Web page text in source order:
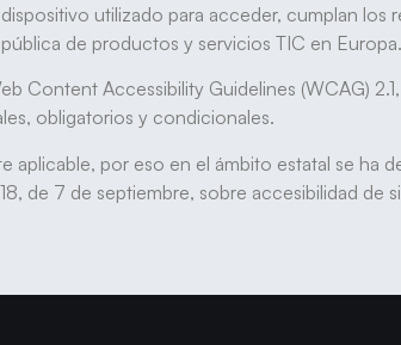
utilizado para acceder, cumplan los
de productos y servicios TIC en Europa.
Content Accessibility Guidelines (WCAG)
obligatorios y condicionales.
por eso en el ámbito estatal se ha
de 7 de septiembre, sobre accesibilidad